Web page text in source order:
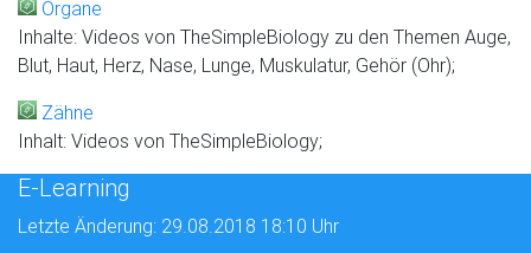
Organe
Inhalte: Videos von TheSimpleBiology zu den Themen Auge,
Blut, Haut, Herz, Nase, Lunge, Muskulatur, Gehör (Ohr);
Zähne
Inhalt: Videos von TheSimpleBiology;
E-Learning
Letzte Änderung: 29.08.2018 18:10 Uhr